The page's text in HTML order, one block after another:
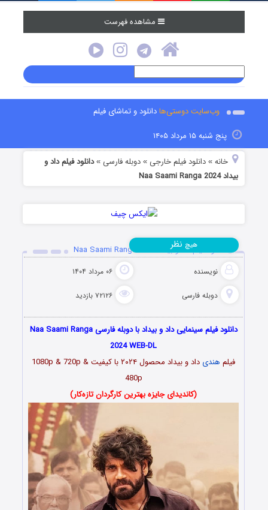
مشاهده فهرست
وب‌سایت دوستی‌هادانلود و تماشای فیلم
پنج شنبه ۱۵ مرداد ۱۴۰۵
خانه »دانلود فیلم خارجی »دوبله فارسی »دانلود فیلم داد و
بیداد Naa Saami Ranga 2024
دانلود فیلم داد و بیداد Naa Saami Ranga 2024
نویسنده ۰۶ مرداد ۱۴۰۴
دوبله فارسی ۷۲۱۲۶ بازدید
هیچ نظر
دانلود فیلم سینمایی داد و بیداد با دوبله فارسی Naa Saami Ranga
2024 WEB-DL
فیلم هندی
داد و بیداد محصول ۲۰۲۴ با کیفیت 1080p & 720p &
480p
(کاندیدای جایزه بهترین کارگردان تازه‌کار)